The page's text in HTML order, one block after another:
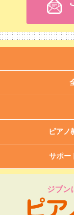
ピアノ
サポー
ジブン